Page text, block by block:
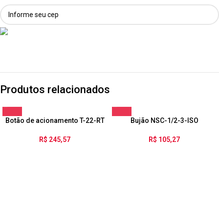
Produtos relacionados
Botão de acionamento T-22-RT
R$ 245,57
Bujão NSC-1/2-3-ISO
R$ 105,27